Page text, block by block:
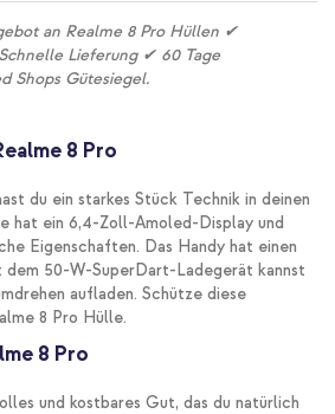
an Realme 8 Pro Hüllen ✔
Lieferung ✔ 60 Tage
Shops Gütesiegel.
8 Pro
du ein starkes Stück Technik in deinen
hat ein 6,4-Zoll-Amoled-Display und
Eigenschaften. Das Handy hat einen
dem 50-W-SuperDart-Ladegerät kannst
aufladen. Schütze diese
8 Pro Hülle.
8 Pro
und kostbares Gut, das du natürlich